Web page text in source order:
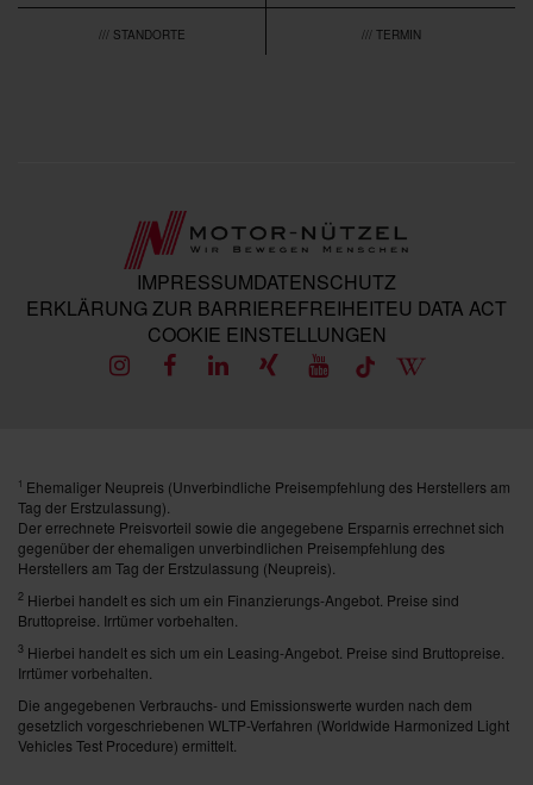
/// STANDORTE /// TERMIN
IMPRESSUMDATENSCHUTZ
ERKLÄRUNG ZUR BARRIEREFREIHEITEU DATA ACT
COOKIE EINSTELLUNGEN
1 Ehemaliger Neupreis (Unverbindliche Preisempfehlung des Herstellers am
Tag der Erstzulassung).
Der errechnete Preisvorteil sowie die angegebene Ersparnis errechnet sich
gegenüber der ehemaligen unverbindlichen Preisempfehlung des
Herstellers am Tag der Erstzulassung (Neupreis).
2 Hierbei handelt es sich um ein Finanzierungs-Angebot. Preise sind
Bruttopreise. Irrtümer vorbehalten.
3 Hierbei handelt es sich um ein Leasing-Angebot. Preise sind Bruttopreise.
Irrtümer vorbehalten.
Die angegebenen Verbrauchs- und Emissionswerte wurden nach dem
gesetzlich vorgeschriebenen WLTP-Verfahren (Worldwide Harmonized Light
Vehicles Test Procedure) ermittelt.